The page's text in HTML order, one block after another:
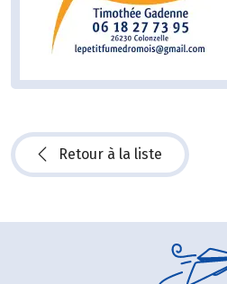
Retour à la liste